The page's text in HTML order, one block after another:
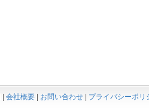
会社概要 お問い合わせ プライバシーポリ